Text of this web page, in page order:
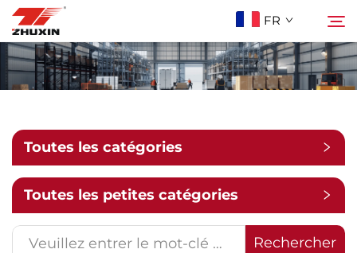
FR
Applications
Entreprise
Actualités
Toutes les catégories
Toutes les petites catégories
Rechercher